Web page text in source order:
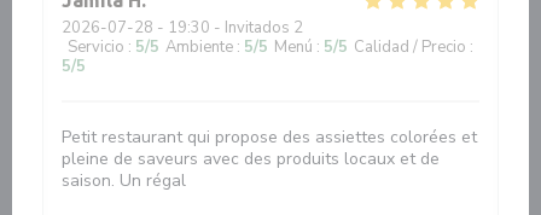
2026-07-28 - 19:30 - Invitados 2
Servicio : 5/5 Ambiente : 5/5 Menú : 5/5 Calidad / Precio :
5/5
Petit restaurant qui propose des assiettes colorées et
pleine de saveurs avec des produits locaux et de
saison. Un régal